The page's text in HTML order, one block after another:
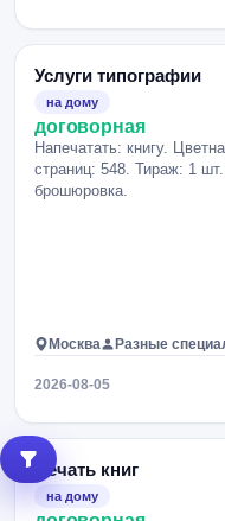
Услуги типографии
на дому
договорная
Напечатать: книгу.
страниц: 548. Тираж: 1
брошюровка.
Москва Разные
2026-08-05
Печать книг
на дому